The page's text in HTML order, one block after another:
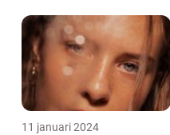
11 januari 2024